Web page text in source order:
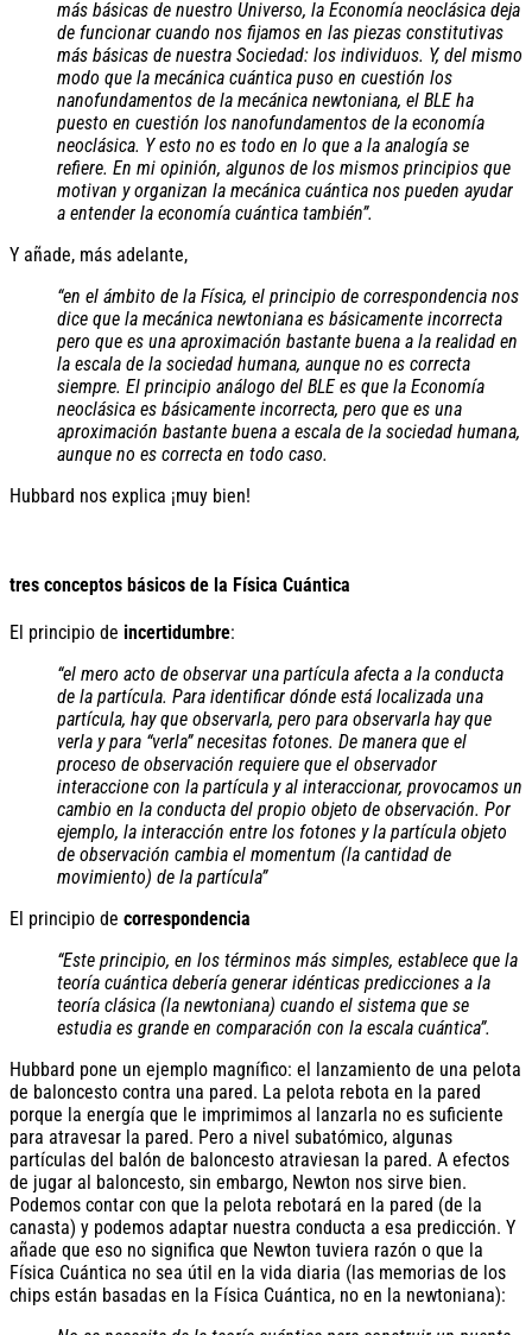
más básicas de nuestro Universo, la Economía neoclásica deja
de funcionar cuando nos fijamos en las piezas constitutivas
más básicas de nuestra Sociedad: los individuos. Y, del mismo
modo que la mecánica cuántica puso en cuestión los
nanofundamentos de la mecánica newtoniana, el BLE ha
puesto en cuestión los nanofundamentos de la economía
neoclásica. Y esto no es todo en lo que a la analogía se
refiere. En mi opinión, algunos de los mismos principios que
motivan y organizan la mecánica cuántica nos pueden ayudar
a entender la economía cuántica también”.
Y añade, más adelante,
“en el ámbito de la Física, el principio de correspondencia nos
dice que la mecánica newtoniana es básicamente incorrecta
pero que es una aproximación bastante buena a la realidad en
la escala de la sociedad humana, aunque no es correcta
siempre. El principio análogo del BLE es que la Economía
neoclásica es básicamente incorrecta, pero que es una
aproximación bastante buena a escala de la sociedad humana,
aunque no es correcta en todo caso.
Hubbard nos explica ¡muy bien!
tres conceptos básicos de la Física Cuántica
El principio de incertidumbre:
“el mero acto de observar una partícula afecta a la conducta
de la partícula. Para identificar dónde está localizada una
partícula, hay que observarla, pero para observarla hay que
verla y para “verla” necesitas fotones. De manera que el
proceso de observación requiere que el observador
interaccione con la partícula y al interaccionar, provocamos un
cambio en la conducta del propio objeto de observación. Por
ejemplo, la interacción entre los fotones y la partícula objeto
de observación cambia el momentum (la cantidad de
movimiento) de la partícula”
El principio de correspondencia
“Este principio, en los términos más simples, establece que la
teoría cuántica debería generar idénticas predicciones a la
teoría clásica (la newtoniana) cuando el sistema que se
estudia es grande en comparación con la escala cuántica”.
Hubbard pone un ejemplo magnífico: el lanzamiento de una pelota
de baloncesto contra una pared. La pelota rebota en la pared
porque la energía que le imprimimos al lanzarla no es suficiente
para atravesar la pared. Pero a nivel subatómico, algunas
partículas del balón de baloncesto atraviesan la pared. A efectos
de jugar al baloncesto, sin embargo, Newton nos sirve bien.
Podemos contar con que la pelota rebotará en la pared (de la
canasta) y podemos adaptar nuestra conducta a esa predicción. Y
añade que eso no significa que Newton tuviera razón o que la
Física Cuántica no sea útil en la vida diaria (las memorias de los
chips están basadas en la Física Cuántica, no en la newtoniana):